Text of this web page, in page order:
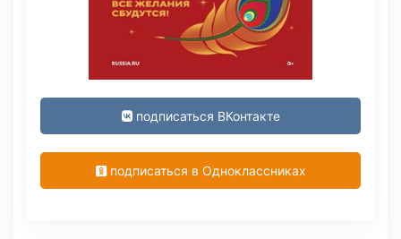
подписаться ВКонтакте
подписаться в Одноклассниках